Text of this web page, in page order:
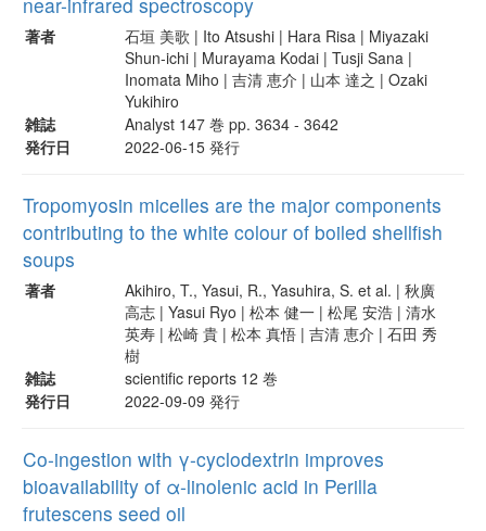
著者
石垣 美歌 | Ito Atsushi | Hara Risa | Miyazaki
Shun-ichi | Murayama Kodai | Tusji Sana |
Inomata Miho | 吉清 恵介 | 山本 達之 | Ozaki
Yukihiro
雑誌
Analyst 147 巻 pp. 3634 - 3642
発行日
2022-06-15 発行
Tropomyosin micelles are the major components
contributing to the white colour of boiled shellfish
soups
著者
Akihiro, T., Yasui, R., Yasuhira, S. et al. | 秋廣
高志 | Yasui Ryo | 松本 健一 | 松尾 安浩 | 清水
英寿 | 松崎 貴 | 松本 真悟 | 吉清 恵介 | 石田 秀
樹
雑誌
scientific reports 12 巻
発行日
2022-09-09 発行
Co-ingestion with γ-cyclodextrin improves
bioavailability of α-linolenic acid in Perilla
frutescens seed oil